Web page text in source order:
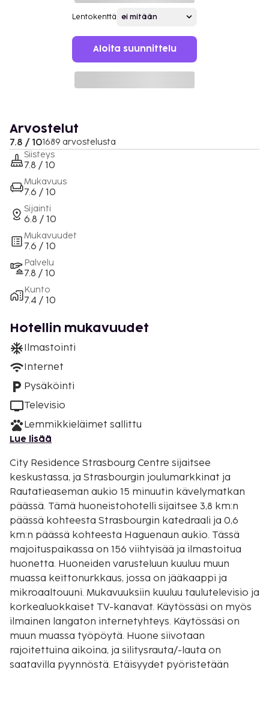
Lentokenttä
Aloita suunnittelu
Arvostelut
7.8 / 101689 arvostelusta
Siisteys
7.8 / 10
Mukavuus
7.6 / 10
Sijainti
6.8 / 10
Mukavuudet
7.6 / 10
Palvelu
7.8 / 10
Kunto
7.4 / 10
Hotellin mukavuudet
Ilmastointi
Internet
Pysäköinti
Televisio
Lemmikkieläimet sallittu
Lue lisää
City Residence Strasbourg Centre sijaitsee
keskustassa, ja Strasbourgin joulumarkkinat ja
Rautatieaseman aukio 15 minuutin kävelymatkan
päässä. Tämä huoneistohotelli sijaitsee 3,8 km:n
päässä kohteesta Strasbourgin katedraali ja 0,6
km:n päässä kohteesta Haguenaun aukio. Tässä
majoituspaikassa on 156 viihtyisää ja ilmastoitua
huonetta. Huoneiden varusteluun kuuluu muun
muassa keittonurkkaus, jossa on jääkaappi ja
mikroaaltouuni. Mukavuuksiin kuuluu taulutelevisio ja
korkealuokkaiset TV-kanavat. Käytössäsi on myös
ilmainen langaton internetyhteys. Käytössäsi on
muun muassa työpöytä. Huone siivotaan
rajoitettuina aikoina, ja silitysrauta/-lauta on
saatavilla pyynnöstä. Etäisyydet pyöristetään